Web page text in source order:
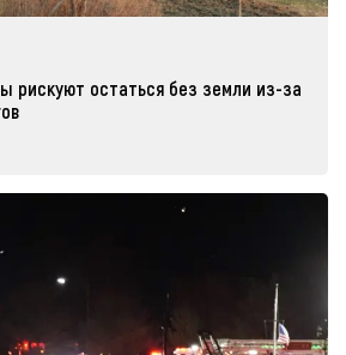
рискуют остаться без земли из-за